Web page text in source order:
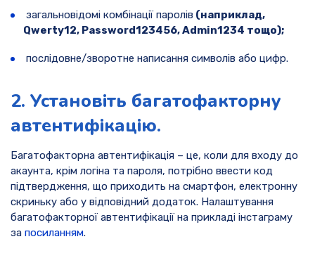
загальновідомі комбінації паролів (наприклад,
Qwerty12, Password123456, Admin1234 тощо);
послідовне/зворотне написання символів або цифр.
2. Установіть багатофакторну
автентифікацію.
Багатофакторна автентифікація – це, коли для входу до
акаунта, крім логіна та пароля, потрібно ввести код
підтвердження, що приходить на смартфон, електронну
скриньку або у відповідний додаток. Налаштування
багатофакторної автентифікації на прикладі інстаграму
за посиланням.